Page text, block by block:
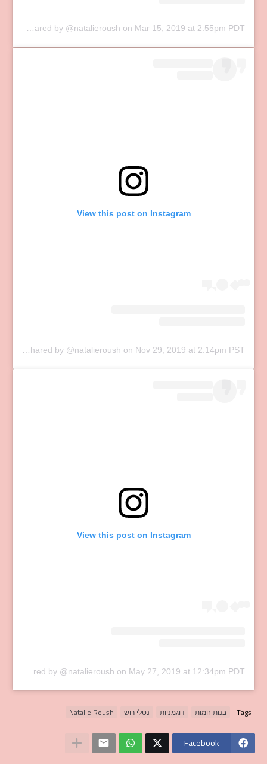
on Mar 15, 2019 at 2:55pm PDT
View this post on Instagram
on Nov 29, 2019 at 2:14pm PST
View this post on Instagram
A post shared by @natalieroush on May 27, 2019 at 12:34pm PDT
Tags בנות חמות דוגמניות נטלי רוש Natalie Roush
Facebook